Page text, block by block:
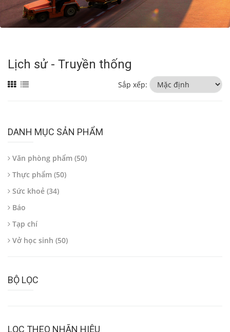
Lịch sử - Truyền thống
Sắp xếp:
DANH MỤC SẢN PHẨM
Văn phòng phẩm (50)
Thực phẩm (50)
Sức khoẻ (34)
Báo
Tạp chí
Vở học sinh (50)
BỘ LỌC
LỌC THEO NHÃN HIỆU